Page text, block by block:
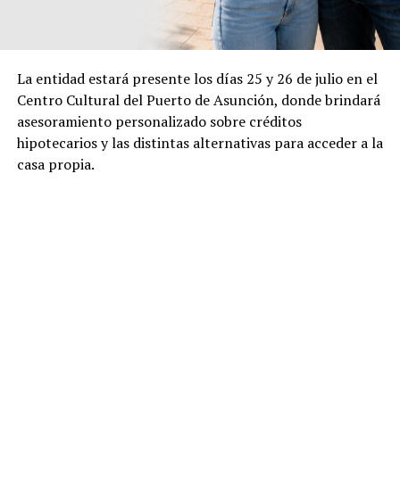
La entidad estará presente los días 25 y 26 de julio en el
Centro Cultural del Puerto de Asunción, donde brindará
asesoramiento personalizado sobre créditos
hipotecarios y las distintas alternativas para acceder a la
casa propia.